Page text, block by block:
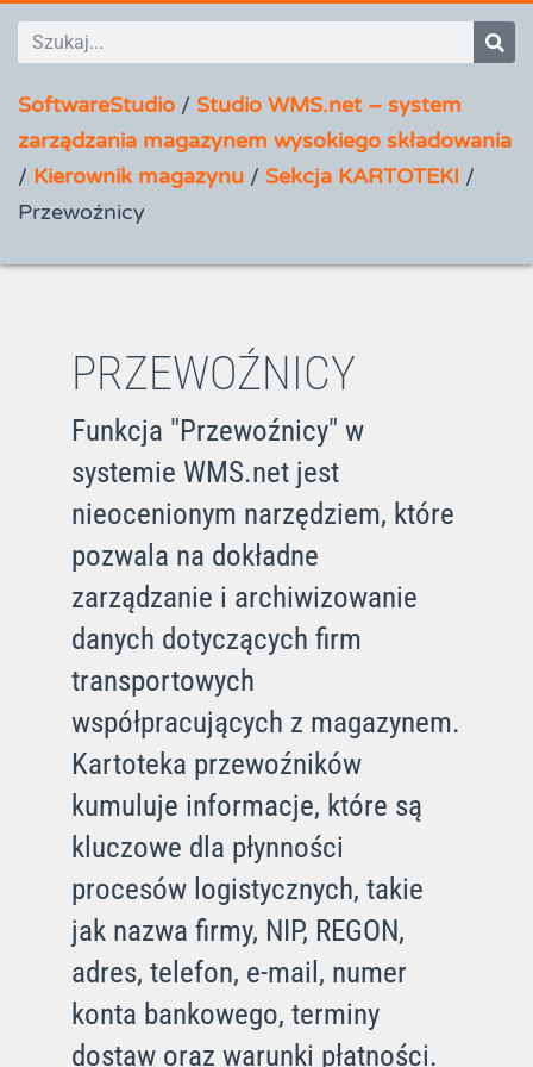
SoftwareStudio / Studio WMS.net – system
zarządzania magazynem wysokiego składowania
/ Kierownik magazynu / Sekcja KARTOTEKI /
Przewoźnicy
PRZEWOŹNICY
Funkcja "Przewoźnicy" w
systemie WMS.net jest
nieocenionym narzędziem, które
pozwala na dokładne
zarządzanie i archiwizowanie
danych dotyczących firm
transportowych
współpracujących z magazynem.
Kartoteka przewoźników
kumuluje informacje, które są
kluczowe dla płynności
procesów logistycznych, takie
jak nazwa firmy, NIP, REGON,
adres, telefon, e-mail, numer
konta bankowego, terminy
dostaw oraz warunki płatności.